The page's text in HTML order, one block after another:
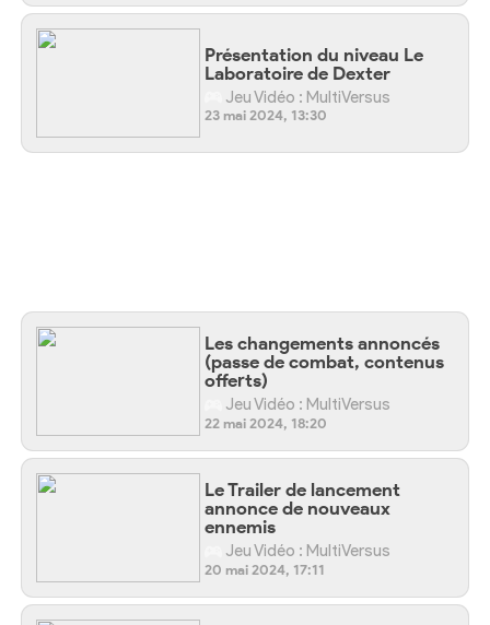
Présentation du niveau Le
Laboratoire de Dexter
Jeu Vidéo : MultiVersus
23 mai 2024, 13:30
Les changements annoncés
(passe de combat, contenus
offerts)
Jeu Vidéo : MultiVersus
22 mai 2024, 18:20
Le Trailer de lancement
annonce de nouveaux
ennemis
Jeu Vidéo : MultiVersus
20 mai 2024, 17:11